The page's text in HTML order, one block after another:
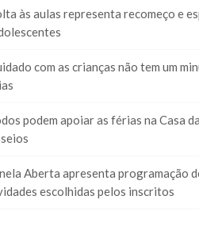
às aulas representa recomeço e
com as crianças não tem um
podem apoiar as férias na Casa
Aberta apresenta programação
escolhidas pelos inscritos